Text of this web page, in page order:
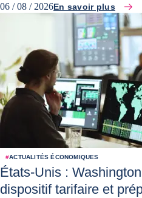
06 / 08 / 2026En savoir plus
#ACTUALITÉS ÉCONOMIQUES
États-Unis :
dispositif tarifaire et